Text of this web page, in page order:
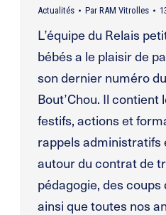
Actualités Par RAM Vitrolles
L’équipe du Relais
bébés a le plaisir de
son dernier numéro
Bout’Chou. Il contient
festifs, actions et
rappels
autour du contrat de
pédagogie, des
ainsi que toutes nos